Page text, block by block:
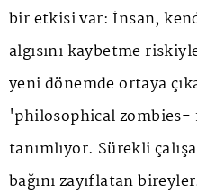
bir etkisi var: İnsan,
algısını kaybetme
yeni dönemde ortaya
'philosophical
tanımlıyor. Sürekli
bağını zayıflatan